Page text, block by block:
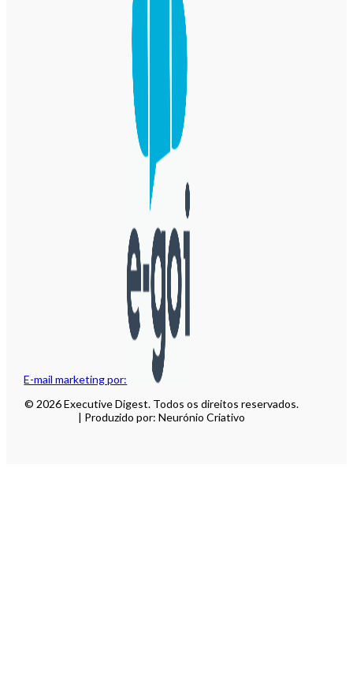
E-mail marketing por:
© 2026 Executive Digest. Todos os direitos reservados.
| Produzido por: Neurónio Criativo